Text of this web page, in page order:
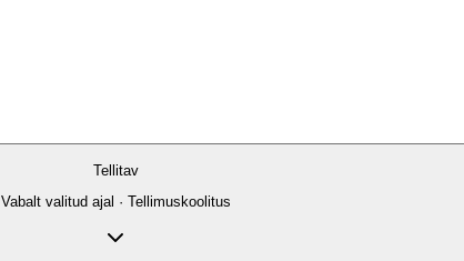
Tellitav
Vabalt valitud ajal · Tellimuskoolitus